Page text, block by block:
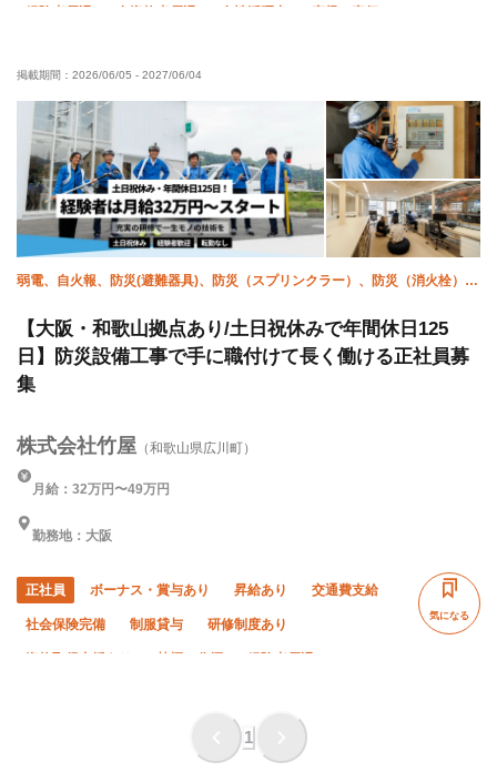
転勤なし
掲載期間： 2026/06/05 - 2027/06/04
弱電、自火報、防災(避難器具)、防災（スプリンクラー）、防災（消火栓）、
【大阪・和歌山拠点あり/土日祝休みで年間休日125
日】防災設備工事で手に職付けて長く働ける正社員募
集
株式会社竹屋 （和歌山県広川町）
月給：32万円〜49万円
勤務地：大阪
正社員 ボーナス・賞与あり 昇給あり 交通費支給
社会保険完備 制服貸与 研修制度あり
気になる
1